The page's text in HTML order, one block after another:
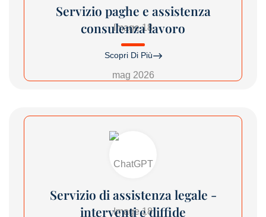
Servizio paghe e assistenza
consulenza lavoro
Scopri Di Più
Servizio di assistenza legale -
interventi e diffide